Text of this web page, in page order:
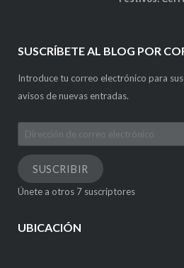
SUSCRÍBETE AL BLOG POR
Introduce tu correo electrónico para
avisos de nuevas entradas.
Dirección
de
correo
electrónico
SUSCRIBIR
Únete a otros 7 suscriptores
UBICACIÓN